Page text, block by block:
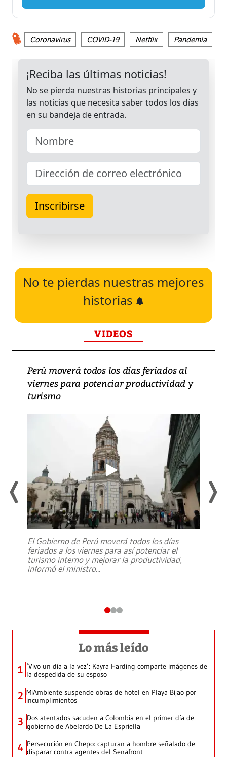
Coronavirus COVID-19 Netflix Pandemia
No te pierdas nuestras mejores
historias
VIDEOS
Perú moverá todos los días feriados al
viernes para potenciar productividad y
turismo
El Gobierno de Perú moverá todos los días
feriados a los viernes para así potenciar el
turismo interno y mejorar la productividad,
informó el ministro...
Lo más leído
1 ‘Vivo un día a la vez’: Kayra Harding comparte imágenes de
la despedida de su esposo
2 MiAmbiente suspende obras de hotel en Playa Bijao por
incumplimientos
3 Dos atentados sacuden a Colombia en el primer día de
gobierno de Abelardo De La Espriella
4 Persecución en Chepo: capturan a hombre señalado de
disparar contra agentes del Senafront